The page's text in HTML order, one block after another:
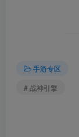
手游专区
# 战神引擎